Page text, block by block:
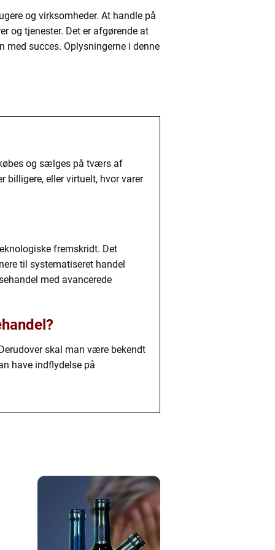
og virksomheder. At handle på
og tjenester. Det er afgørende at
succes. Oplysningerne i denne
og sælges på tværs af
billigere, eller virtuelt, hvor varer
fremskridt. Det
til systematiseret handel
med avancerede
skal man være bekendt
have indflydelse på